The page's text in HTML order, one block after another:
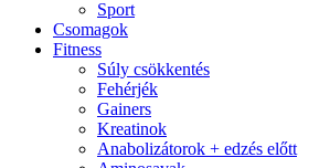
Sport
Csomagok
Fitness
Súly csökkentés
Fehérjék
Gainers
Kreatinok
Anabolizátorok + edzés előtt